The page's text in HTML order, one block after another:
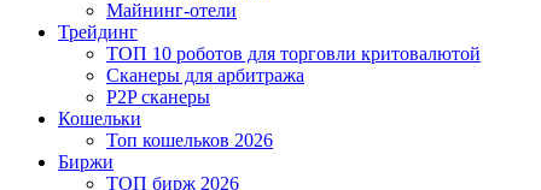
Майнинг-отели
Трейдинг
ТОП 10 роботов для торговли критовалютой
Сканеры для арбитража
P2P сканеры
Кошельки
Топ кошельков 2026
Биржи
ТОП бирж 2026